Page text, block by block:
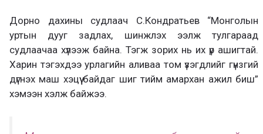
Дорно дахины судлаач С.Кондратьев “Монголын
уртын дууг задлах, шинжлэх ээлж тулгараад
судлаачаа хүлээж байна. Тэгж зорих нь их үр ашигтай.
Харин тэгэхдээ урлагийн аливаа том үзэгдлийг гүнзгий
дүгнэх маш хэцүү байдаг шиг тийм амархан ажил биш”
хэмээн хэлж байжээ.